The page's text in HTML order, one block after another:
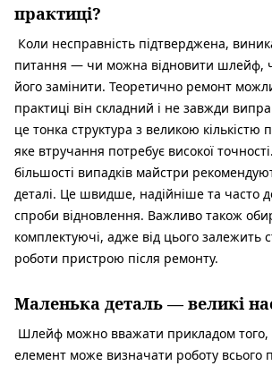
практиці?
Коли несправність підтверджена,
питання — чи можна відновити шлейф,
його замінити. Теоретично ремонт
практиці він складний і не завжди
це тонка структура з великою кількістю
яке втручання потребує високої
більшості випадків майстри
деталі. Це швидше, надійніше та часто
спроби відновлення. Важливо також
комплектуючі, адже від цього залежить
роботи пристрою після ремонту.
Маленька деталь — великі
Шлейф можно вважати прикладом того,
елемент може визначати роботу всього